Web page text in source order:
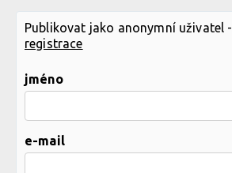
Publikovat jako anonymní uživatel -
registrace
jméno
e-mail